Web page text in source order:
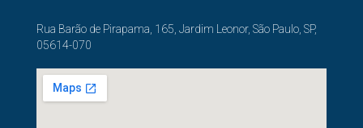
Rua Barão de Pirapama, 165, Jardim Leonor, São Paulo, SP,
05614-070